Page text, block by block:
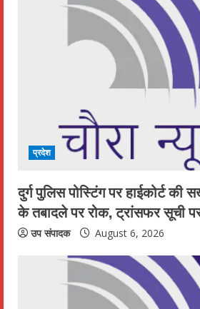
प्रदेश
दुर्ग पुलिस पोस्टिंग पर हाईकोर्ट की
के तबादले पर रोक, ट्रांसफर सूची
उप संपादक August 6, 2026